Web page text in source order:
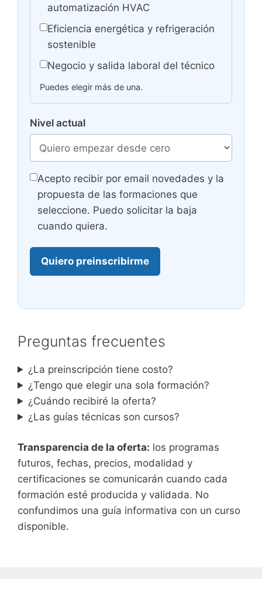
automatización HVAC
Eficiencia energética y refrigeración
sostenible
Negocio y salida laboral del técnico
Puedes elegir más de una.
Nivel actual
Acepto recibir por email novedades y la
propuesta de las formaciones que
seleccione. Puedo solicitar la baja
cuando quiera.
Quiero preinscribirme
Preguntas frecuentes
¿La preinscripción tiene costo?
¿Tengo que elegir una sola formación?
¿Cuándo recibiré la oferta?
¿Las guías técnicas son cursos?
Transparencia de la oferta: los programas
futuros, fechas, precios, modalidad y
certificaciones se comunicarán cuando cada
formación esté producida y validada. No
confundimos una guía informativa con un curso
disponible.